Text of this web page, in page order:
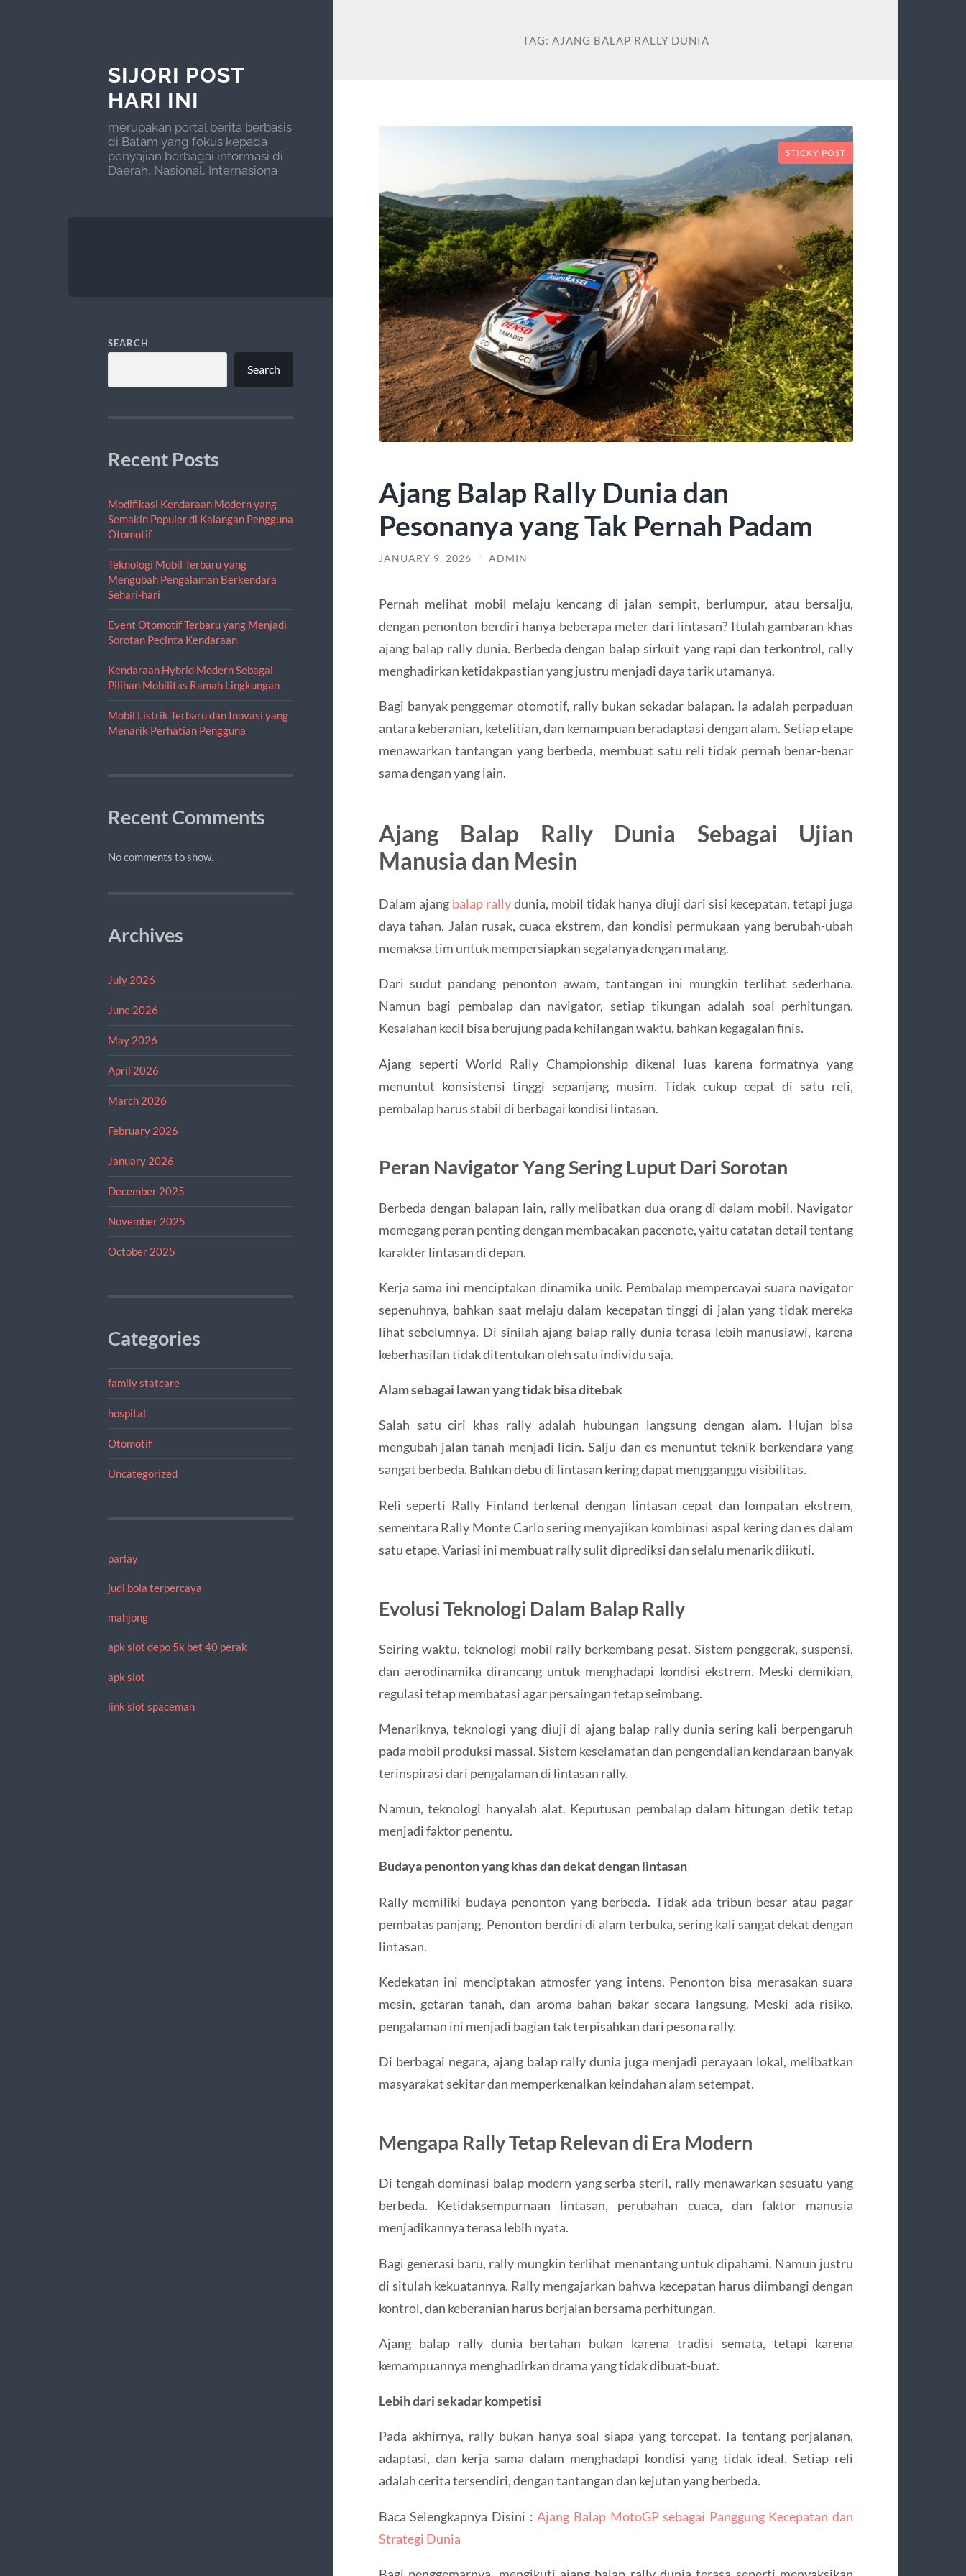
SIJORI POST
HARI INI
merupakan portal berita berbasis
di Batam yang fokus kepada
penyajian berbagai informasi di
Daerah, Nasional, Internasiona
SEARCH
Search
Recent Posts
Modifikasi Kendaraan Modern yang
Semakin Populer di Kalangan Pengguna
Otomotif
Teknologi Mobil Terbaru yang
Mengubah Pengalaman Berkendara
Sehari-hari
Event Otomotif Terbaru yang Menjadi
Sorotan Pecinta Kendaraan
Kendaraan Hybrid Modern Sebagai
Pilihan Mobilitas Ramah Lingkungan
Mobil Listrik Terbaru dan Inovasi yang
Menarik Perhatian Pengguna
Recent Comments
No comments to show.
Archives
July 2026
June 2026
May 2026
April 2026
March 2026
February 2026
January 2026
December 2025
November 2025
October 2025
Categories
family statcare
hospital
Otomotif
Uncategorized
parlay
judi bola terpercaya
mahjong
apk slot depo 5k bet 40 perak
apk slot
link slot spaceman
TAG: AJANG BALAP RALLY DUNIA
STICKY POST
Ajang Balap Rally Dunia dan
Pesonanya yang Tak Pernah Padam
JANUARY 9, 2026 / ADMIN
Pernah melihat mobil melaju kencang di jalan sempit, berlumpur, atau bersalju,
dengan penonton berdiri hanya beberapa meter dari lintasan? Itulah gambaran khas
ajang balap rally dunia. Berbeda dengan balap sirkuit yang rapi dan terkontrol, rally
menghadirkan ketidakpastian yang justru menjadi daya tarik utamanya.
Bagi banyak penggemar otomotif, rally bukan sekadar balapan. Ia adalah perpaduan
antara keberanian, ketelitian, dan kemampuan beradaptasi dengan alam. Setiap etape
menawarkan tantangan yang berbeda, membuat satu reli tidak pernah benar-benar
sama dengan yang lain.
Ajang Balap Rally Dunia Sebagai Ujian
Manusia dan Mesin
Dalam ajang balap rallydunia, mobil tidak hanya diuji dari sisi kecepatan, tetapi juga
daya tahan. Jalan rusak, cuaca ekstrem, dan kondisi permukaan yang berubah-ubah
memaksa tim untuk mempersiapkan segalanya dengan matang.
Dari sudut pandang penonton awam, tantangan ini mungkin terlihat sederhana.
Namun bagi pembalap dan navigator, setiap tikungan adalah soal perhitungan.
Kesalahan kecil bisa berujung pada kehilangan waktu, bahkan kegagalan finis.
Ajang seperti World Rally Championship dikenal luas karena formatnya yang
menuntut konsistensi tinggi sepanjang musim. Tidak cukup cepat di satu reli,
pembalap harus stabil di berbagai kondisi lintasan.
Peran Navigator Yang Sering Luput Dari Sorotan
Berbeda dengan balapan lain, rally melibatkan dua orang di dalam mobil. Navigator
memegang peran penting dengan membacakan pacenote, yaitu catatan detail tentang
karakter lintasan di depan.
Kerja sama ini menciptakan dinamika unik. Pembalap mempercayai suara navigator
sepenuhnya, bahkan saat melaju dalam kecepatan tinggi di jalan yang tidak mereka
lihat sebelumnya. Di sinilah ajang balap rally dunia terasa lebih manusiawi, karena
keberhasilan tidak ditentukan oleh satu individu saja.
Alam sebagai lawan yang tidak bisa ditebak
Salah satu ciri khas rally adalah hubungan langsung dengan alam. Hujan bisa
mengubah jalan tanah menjadi licin. Salju dan es menuntut teknik berkendara yang
sangat berbeda. Bahkan debu di lintasan kering dapat mengganggu visibilitas.
Reli seperti Rally Finland terkenal dengan lintasan cepat dan lompatan ekstrem,
sementara Rally Monte Carlo sering menyajikan kombinasi aspal kering dan es dalam
satu etape. Variasi ini membuat rally sulit diprediksi dan selalu menarik diikuti.
Evolusi Teknologi Dalam Balap Rally
Seiring waktu, teknologi mobil rally berkembang pesat. Sistem penggerak, suspensi,
dan aerodinamika dirancang untuk menghadapi kondisi ekstrem. Meski demikian,
regulasi tetap membatasi agar persaingan tetap seimbang.
Menariknya, teknologi yang diuji di ajang balap rally dunia sering kali berpengaruh
pada mobil produksi massal. Sistem keselamatan dan pengendalian kendaraan banyak
terinspirasi dari pengalaman di lintasan rally.
Namun, teknologi hanyalah alat. Keputusan pembalap dalam hitungan detik tetap
menjadi faktor penentu.
Budaya penonton yang khas dan dekat dengan lintasan
Rally memiliki budaya penonton yang berbeda. Tidak ada tribun besar atau pagar
pembatas panjang. Penonton berdiri di alam terbuka, sering kali sangat dekat dengan
lintasan.
Kedekatan ini menciptakan atmosfer yang intens. Penonton bisa merasakan suara
mesin, getaran tanah, dan aroma bahan bakar secara langsung. Meski ada risiko,
pengalaman ini menjadi bagian tak terpisahkan dari pesona rally.
Di berbagai negara, ajang balap rally dunia juga menjadi perayaan lokal, melibatkan
masyarakat sekitar dan memperkenalkan keindahan alam setempat.
Mengapa Rally Tetap Relevan di Era Modern
Di tengah dominasi balap modern yang serba steril, rally menawarkan sesuatu yang
berbeda. Ketidaksempurnaan lintasan, perubahan cuaca, dan faktor manusia
menjadikannya terasa lebih nyata.
Bagi generasi baru, rally mungkin terlihat menantang untuk dipahami. Namun justru
di situlah kekuatannya. Rally mengajarkan bahwa kecepatan harus diimbangi dengan
kontrol, dan keberanian harus berjalan bersama perhitungan.
Ajang balap rally dunia bertahan bukan karena tradisi semata, tetapi karena
kemampuannya menghadirkan drama yang tidak dibuat-buat.
Lebih dari sekadar kompetisi
Pada akhirnya, rally bukan hanya soal siapa yang tercepat. Ia tentang perjalanan,
adaptasi, dan kerja sama dalam menghadapi kondisi yang tidak ideal. Setiap reli
adalah cerita tersendiri, dengan tantangan dan kejutan yang berbeda.
Baca Selengkapnya Disini :Ajang Balap MotoGP sebagai Panggung Kecepatan dan
Strategi Dunia